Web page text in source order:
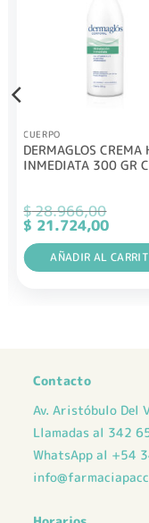
CUERPO
DERMAGLOS CREMA
INMEDIATA 300 GR
$28.966,00
El
precio
original
era:
$ 28.966,00.
$ 21.724,00El
precio
actual
es:
$
AÑADIR AL
Contacto
Av. Aristóbulo Del
Llamadas al 342
WhatsApp al +54